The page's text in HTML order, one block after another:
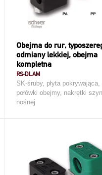
Obejma do rur,
odmiany lekkiej, obejma
kompletna
RS-DLAM
SK-śruby, płyta pokrywająca,
połówki obejmy, nakrętki
nośnej